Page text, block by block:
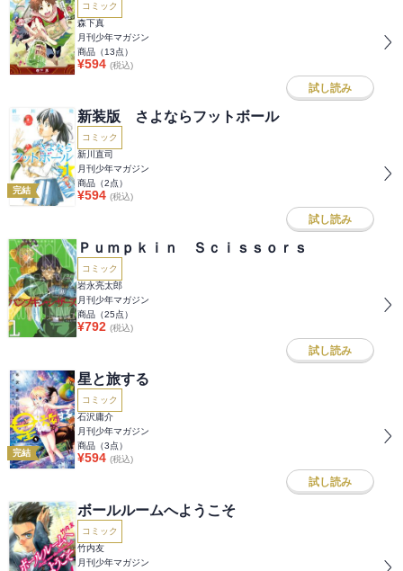
コミック
森下真
月刊少年マガジン
商品（13点）
¥594 (税込)
試し読み
完結
新装版 さよならフットボール
コミック
新川直司
月刊少年マガジン
商品（2点）
¥594 (税込)
試し読み
Ｐｕｍｐｋｉｎ Ｓｃｉｓｓｏｒｓ
コミック
岩永亮太郎
月刊少年マガジン
商品（25点）
¥792 (税込)
試し読み
完結
星と旅する
コミック
石沢庸介
月刊少年マガジン
商品（3点）
¥594 (税込)
試し読み
ボールルームへようこそ
コミック
竹内友
月刊少年マガジン